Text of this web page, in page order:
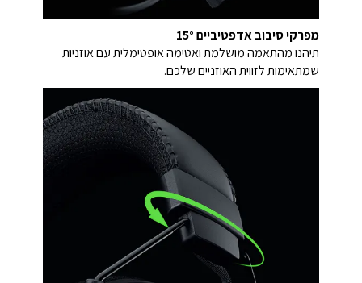
מפרקי סיבוב אדפטיביים 15°
תיהנו מהתאמה מושלמת ואטימה אופטימלית עם אוזניות
שמתאימות לזווית האוזניים שלכם.